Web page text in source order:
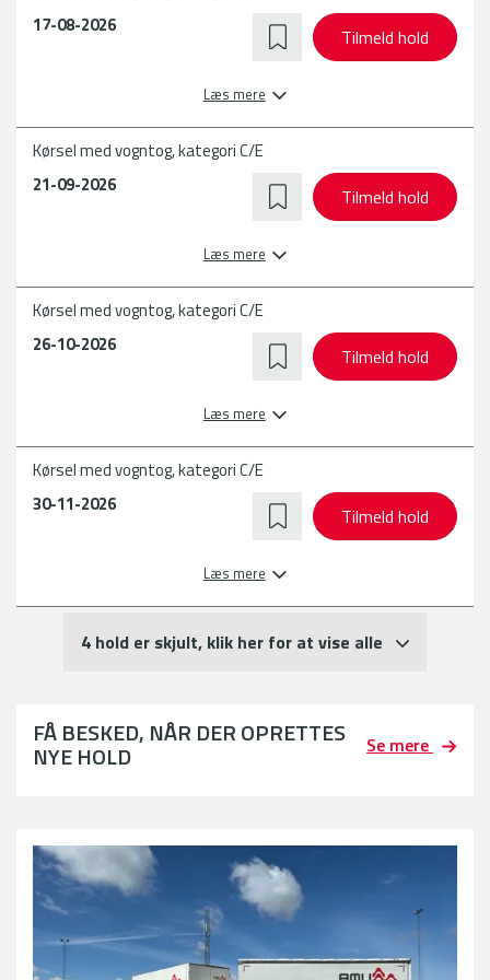
dag.
Jeg har gået på nogle andre skoler, men her på AMU-Fyn kan
man virkelig mærke sammenholdet mellem lærerne og
Når jeg er færdig med kurset, så skal jeg ud til en
transportvirksomhed, og så skal jeg køre en masse lastbil.
17-08-2026
Læs mere
Tilmeld hold
21-09-2026
Kørsel med vogntog, kategori C/E
Læs mere
Tilmeld hold
26-10-2026
Kørsel med vogntog, kategori C/E
Læs mere
Tilmeld hold
30-11-2026
Kørsel med vogntog, kategori C/E
Læs mere
Tilmeld hold
4 hold er skjult, klik her for at vise alle
FÅ BESKED, NÅR DER OPRETTES
NYE HOLD Se mere